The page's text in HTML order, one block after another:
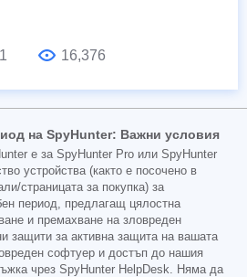
16,376
на SpyHunter: Важни условия
е за SpyHunter Pro или SpyHunter
устройства (както е посочено в
страницата за покупка) за
период, предлагащ цялостна
и премахване на зловреден
защити за активна защита на вашата
софтуер и достъп до нашия
чрез SpyHunter HelpDesk. Няма да